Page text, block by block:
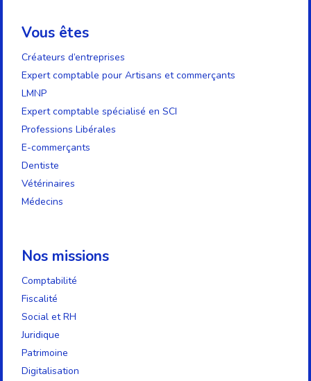
Vous êtes
Créateurs d’entreprises
Expert comptable pour Artisans et commerçants
LMNP
Expert comptable spécialisé en SCI
Professions Libérales
E-commerçants
Dentiste
Vétérinaires
Médecins
Nos missions
Comptabilité
Fiscalité
Social et RH
Juridique
Patrimoine
Digitalisation